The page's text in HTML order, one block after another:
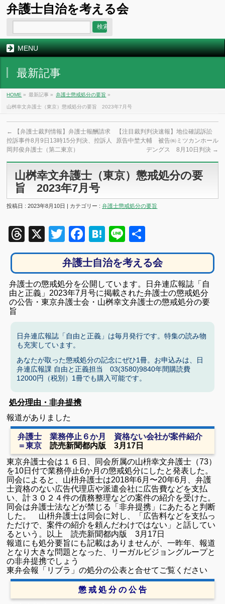
弁護士自治を考える会
MENU
最新記事
HOME » 最新記事 » 弁護士懲戒処分の要旨 »
山桝幸文弁護士（東京）懲戒処分の要旨 2023年7月号
←
【弁護士裁判情報】弁護士報酬請求
控訴事件8月9日13時15分判決、控訴人
岡邦俊弁護士（第二東京）
【注目裁判判決速報】地位確認訴訟
原告中埜大輔 被告㈱ミツカンホール
デングス 8月10日判決 →
山桝幸文弁護士（東京）懲戒処分の要
旨 2023年7月号
投稿日 : 2023年8月10日 | カテゴリー :弁護士懲戒処分の要旨
Threads
X TwitterFacebook
Hatena
Line
有
弁護士自治を考える会
弁護士の懲戒処分を公開しています。日弁連広報誌「自
由と正義」2023年7月号に掲載された弁護士の懲戒処分
の公告・東京弁護士会・山桝幸文弁護士の懲戒処分の要
旨
日弁連広報誌「自由と正義」は毎月発行です。特集の読み物
も充実しています。
あなたが取った懲戒処分の記念にぜひ1冊。お申込みは、日
弁連広報課 自由と正義担当 03(3580)9840年間購読費
12000円（税別）1冊でも購入可能です。
処分理由・非弁提携
報道がありました
弁護士 業務停止６か月 資格ない会社が案件紹介
＝東京読売新聞都内版 3月17日
東京弁護士会は１６日、同会所属の山枡幸文弁護士 （73）
を10日付で業務停止6か月の懲戒処分にしたと発表した。
同会によると、山枡弁護士は2018年6月〜20年6月、弁護
士資格のない広告代理店や派遣会社に広告費などを支払
い、計３０２４件の債務整理などの案件の紹介を受けた。
同会は弁護士法などが禁じる「非弁提携」にあたると判断
した。 山枡弁護士は同会に対し、「広告料などを支払っ
ただけで、案件の紹介を頼んだわけではない」と話してい
るという。以上 読売新聞都内版 3月17日
報道にも処分要旨にも記載はありませんが、一昨年、報道
となり大きな問題となった、リーガルビジョングループと
の非弁提携でしょう
東弁会報「リブラ」の処分の公表と合せてご覧ください
懲 戒 処 分 の 公 告